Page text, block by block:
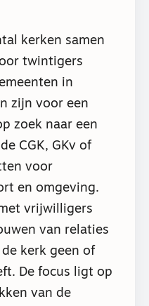
kerken samen
twintigers
in
zijn voor een
zoek naar een
CGK, GKv of
voor
en omgeving.
vrijwilligers
van relaties
kerk geen of
De focus ligt op
van de